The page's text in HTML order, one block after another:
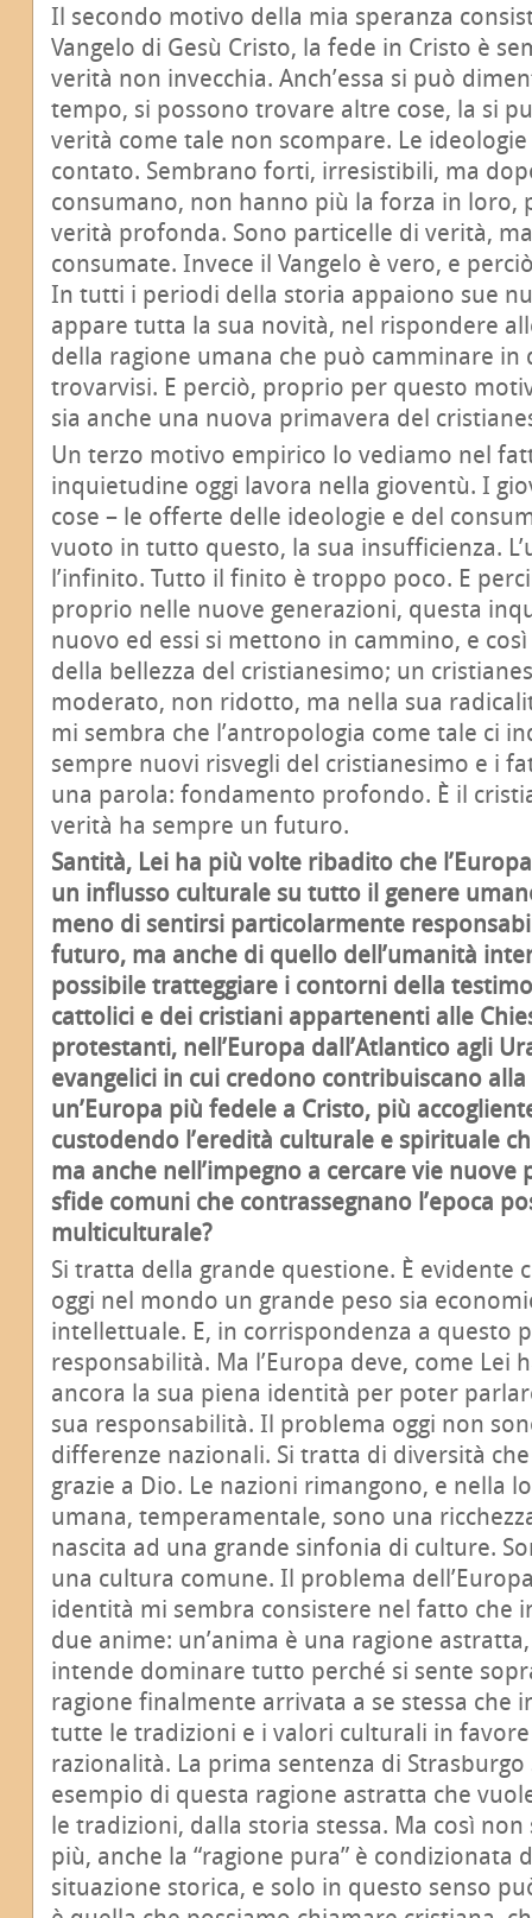
Il secondo motivo della mia speranza
Vangelo di Gesù Cristo, la fede in Cristo è
verità non invecchia. Anch’essa si può
tempo, si possono trovare altre cose, la si
verità come tale non scompare. Le
contato. Sembrano forti, irresistibili, ma
consumano, non hanno più la forza in loro,
verità profonda. Sono particelle di verità,
consumate. Invece il Vangelo è vero, e
In tutti i periodi della storia appaiono sue
appare tutta la sua novità, nel rispondere
della ragione umana che può camminare in
trovarvisi. E perciò, proprio per questo
sia anche una nuova primavera del
Un terzo motivo empirico lo vediamo nel
inquietudine oggi lavora nella gioventù. I
cose – le offerte delle ideologie e del
vuoto in tutto questo, la sua insufficienza.
l’infinito. Tutto il finito è troppo poco. E
proprio nelle nuove generazioni, questa
nuovo ed essi si mettono in cammino, e
della bellezza del cristianesimo; un
moderato, non ridotto, ma nella sua
mi sembra che l’antropologia come tale ci
sempre nuovi risvegli del cristianesimo e i
una parola: fondamento profondo. È il
verità ha sempre un futuro.
Santità, Lei ha più volte ribadito che
un influsso culturale su tutto il genere
meno di sentirsi particolarmente
futuro, ma anche di quello dell’umanità
possibile tratteggiare i contorni della
cattolici e dei cristiani appartenenti alle
protestanti, nell’Europa dall’Atlantico agli
evangelici in cui credono contribuiscano
un’Europa più fedele a Cristo, più
custodendo l’eredità culturale e spirituale
ma anche nell’impegno a cercare vie
sfide comuni che contrassegnano l’epoca
multiculturale?
Si tratta della grande questione. È evidente
oggi nel mondo un grande peso sia
intellettuale. E, in corrispondenza a questo
responsabilità. Ma l’Europa deve, come Lei
ancora la sua piena identità per poter
sua responsabilità. Il problema oggi non
differenze nazionali. Si tratta di diversità
grazie a Dio. Le nazioni rimangono, e nella
umana, temperamentale, sono una
nascita ad una grande sinfonia di culture.
una cultura comune. Il problema
identità mi sembra consistere nel fatto che
due anime: un’anima è una ragione
intende dominare tutto perché si sente
ragione finalmente arrivata a se stessa che
tutte le tradizioni e i valori culturali in favore
razionalità. La prima sentenza di
esempio di questa ragione astratta che
le tradizioni, dalla storia stessa. Ma così
più, anche la “ragione pura” è condizionata
situazione storica, e solo in questo senso